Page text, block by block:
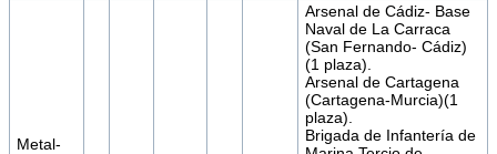
Metal-
Arsenal de Cádiz- Base
Naval de La Carraca
(San Fernando- Cádiz)
(1 plaza).
Arsenal de Cartagena
(Cartagena-Murcia)(1
plaza).
Brigada de Infantería de